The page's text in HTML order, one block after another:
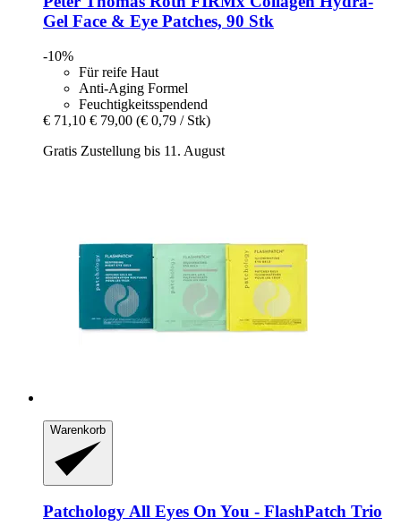
Gel Face & Eye Patches, 90 Stk
-10%
Für reife Haut
Anti-Aging Formel
Feuchtigkeitsspendend
€ 71,10 € 79,00 (€ 0,79 / Stk)
Gratis Zustellung bis 11. August
Warenkorb
PatchologyAll Eyes On You -​ FlashPatch Trio